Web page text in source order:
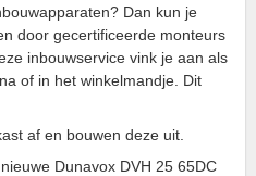
Dan kun je
door gecertificeerde monteurs
inbouwservice vink je aan als
of in het winkelmandje. Dit
af en bouwen deze uit.
Dunavox DVH 25 65DC